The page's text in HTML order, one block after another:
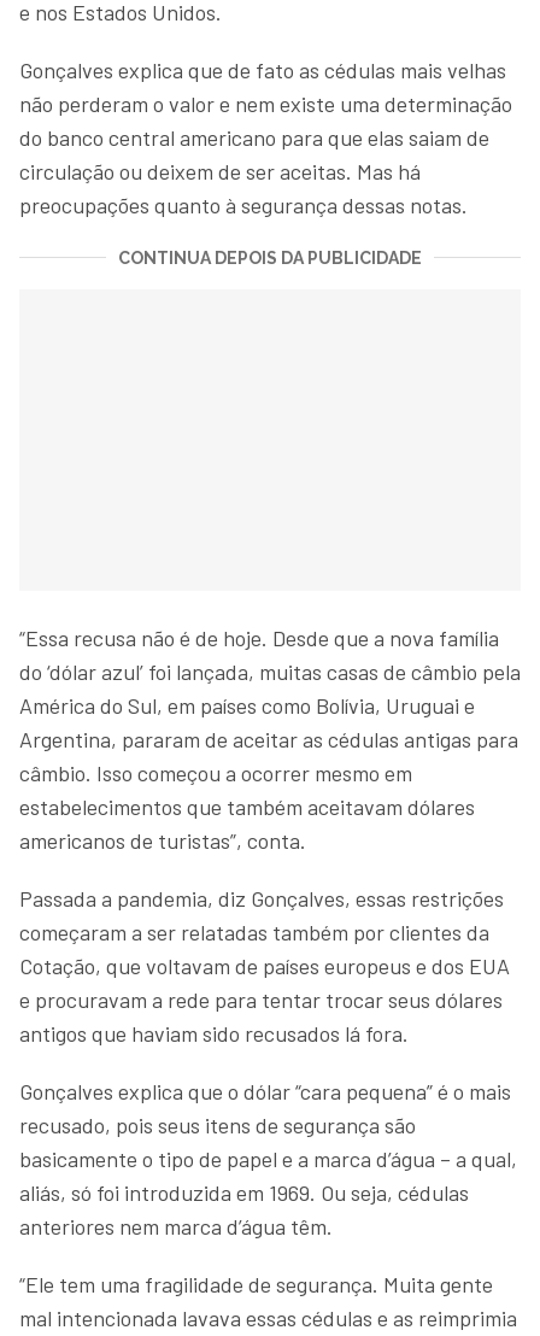
e nos Estados Unidos.
Gonçalves explica que de fato as cédulas mais velhas
não perderam o valor e nem existe uma determinação
do banco central americano para que elas saiam de
circulação ou deixem de ser aceitas. Mas há
preocupações quanto à segurança dessas notas.
CONTINUA DEPOIS DA PUBLICIDADE
“Essa recusa não é de hoje. Desde que a nova família
do ‘dólar azul’ foi lançada, muitas casas de câmbio pela
América do Sul, em países como Bolívia, Uruguai e
Argentina, pararam de aceitar as cédulas antigas para
câmbio. Isso começou a ocorrer mesmo em
estabelecimentos que também aceitavam dólares
americanos de turistas”, conta.
Passada a pandemia, diz Gonçalves, essas restrições
começaram a ser relatadas também por clientes da
Cotação, que voltavam de países europeus e dos EUA
e procuravam a rede para tentar trocar seus dólares
antigos que haviam sido recusados lá fora.
Gonçalves explica que o dólar “cara pequena” é o mais
recusado, pois seus itens de segurança são
basicamente o tipo de papel e a marca d’água – a qual,
aliás, só foi introduzida em 1969. Ou seja, cédulas
anteriores nem marca d’água têm.
“Ele tem uma fragilidade de segurança. Muita gente
mal intencionada lavava essas cédulas e as reimprimia